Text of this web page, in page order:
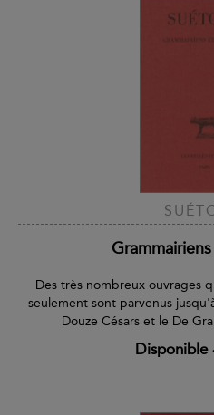
Des très nombreux ouvrages
seulement sont parvenus
Douze Césars et le De
Disponible